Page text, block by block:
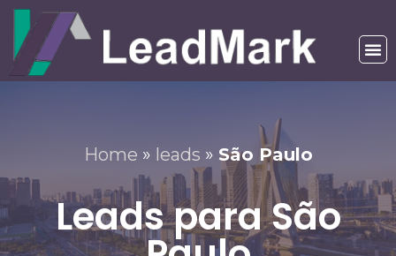
Home » leads » São Paulo
Leads para São